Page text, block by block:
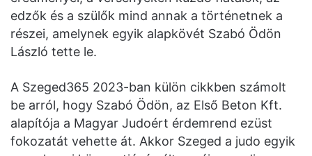
edzők és a szülők mind annak a történetnek a
részei, amelynek egyik alapkövét Szabó Ödön
László tette le.
A Szeged365 2023-ban külön cikkben számolt
be arról, hogy Szabó Ödön, az Első Beton Kft.
alapítója a Magyar Judoért érdemrend ezüst
fokozatát vehette át. Akkor Szeged a judo egyik